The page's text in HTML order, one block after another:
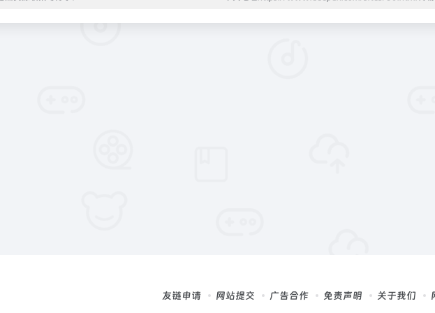
友链申请 网站提交 广告合作 免责声明 关于我们